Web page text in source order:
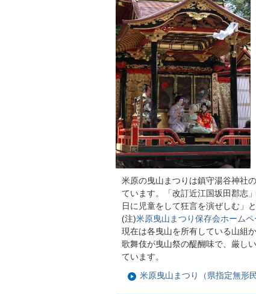
米原の曳山まつりは鎮守湯谷神社
ています。「改訂近江国坂田郡志
日に児童をして狂言を演ぜしむ」
(注)米原曳山まつり保存会ホームペ
現在は各曳山を所有している山組
歌舞伎が曳山祭の醍醐味で、厳し
ています。
米原曳山まつり（県指定無形